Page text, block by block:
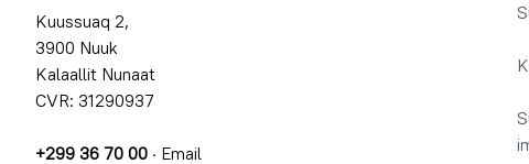
Kuussuaq 2,
3900 Nuuk
Kalaallit Nunaat
CVR: 31290937
+299 36 70 00 · Email